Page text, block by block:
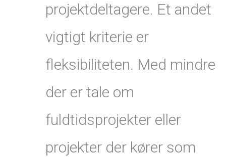
projektdeltagere. Et andet
vigtigt kriterie er
fleksibiliteten. Med mindre
der er tale om
fuldtidsprojekter eller
projekter der kører som